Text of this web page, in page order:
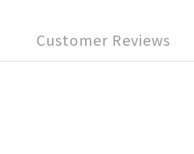
Customer Reviews